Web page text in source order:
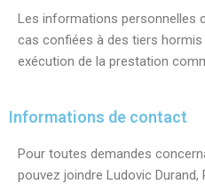
Les informations personnelles
cas confiées à des tiers hormis
exécution de la prestation
Informations de contact
Pour toutes demandes
pouvez joindre Ludovic